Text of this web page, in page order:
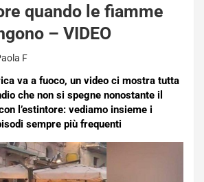
quando le fiamme
– VIDEO
F
va a fuoco, un video ci mostra tutta
che non si spegne nonostante il
l’estintore: vediamo insieme i
sempre più frequenti